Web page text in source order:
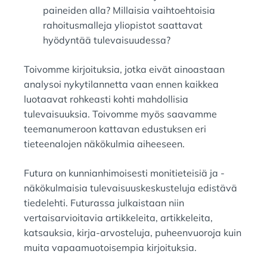
paineiden alla? Millaisia vaihtoehtoisia
rahoitusmalleja yliopistot saattavat
hyödyntää tulevaisuudessa?
Toivomme kirjoituksia, jotka eivät ainoastaan
analysoi nykytilannetta vaan ennen kaikkea
luotaavat rohkeasti kohti mahdollisia
tulevaisuuksia. Toivomme myös saavamme
teemanumeroon kattavan edustuksen eri
tieteenalojen näkökulmia aiheeseen.
Futura on kunnianhimoisesti monitieteisiä ja -
näkökulmaisia tulevaisuuskeskusteluja edistävä
tiedelehti. Futurassa julkaistaan niin
vertaisarvioitavia artikkeleita, artikkeleita,
katsauksia, kirja-arvosteluja, puheenvuoroja kuin
muita vapaamuotoisempia kirjoituksia.